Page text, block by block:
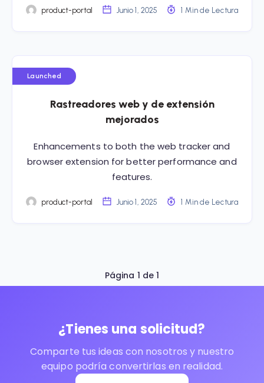
product-portal Junio 1, 2025 1 Min de Lectura
Launched
Rastreadores web y de extensión
mejorados
Enhancements to both the web tracker and
browser extension for better performance and
features.
product-portal Junio 1, 2025 1 Min de Lectura
Página 1 de 1
¿Tienes una solicitud?
Comparte tus ideas con nosotros y nuestro
equipo podría convertirlas en realidad.